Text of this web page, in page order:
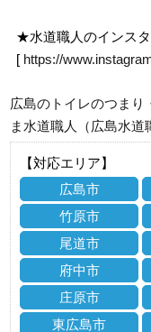
★水道職人のインス
[ https://
広島のトイレのつまり
ま水道職人（広島水道
【対応エリア】
広島市
竹原市
尾道市
府中市
庄原市
東広島市